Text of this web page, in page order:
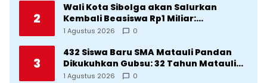
2
Wali Kota Sibolga akan Salurkan
Kembali Beasiswa Rp1 Miliar:
Diproritaskan Mahasiswa Korban
1 Agustus 2026 0
3
432 Siswa Baru SMA Matauli Pandan
Dikukuhkan Gubsu: 32 Tahun Matauli
Cetak SDM Unggul
1 Agustus 2026 0